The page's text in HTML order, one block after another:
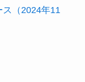
ス（2024年11